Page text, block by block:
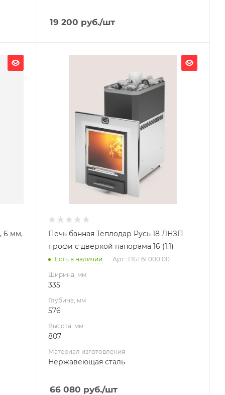
19 200 руб./шт
6 мм,
Материал изготовления
Нержавеющая сталь
Диаметр дымохода, мм
500
Масса камней, кг
90
Гарантия, мес.
60
Печь банная Теплодар Русь 18 ЛНЗП
профи с дверкой панорама 16 (1.1)
Есть в наличии Арт.: ПБ1.61.000.00
Ширина, мм
335
Глубина, мм
576
Высота, мм
807
Материал изготовления
Нержавеющая сталь
66 080 руб./шт